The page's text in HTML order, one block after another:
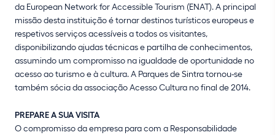
da European Network for Accessible Tourism (ENAT). A principal
missão desta instituição é tornar destinos turísticos europeus e
respetivos serviços acessíveis a todos os visitantes,
disponibilizando ajudas técnicas e partilha de conhecimentos,
assumindo um compromisso na igualdade de oportunidade no
acesso ao turismo e à cultura. A Parques de Sintra tornou-se
também sócia da associação Acesso Cultura no final de 2014.
PREPARE A SUA VISITA
O compromisso da empresa para com a Responsabilidade